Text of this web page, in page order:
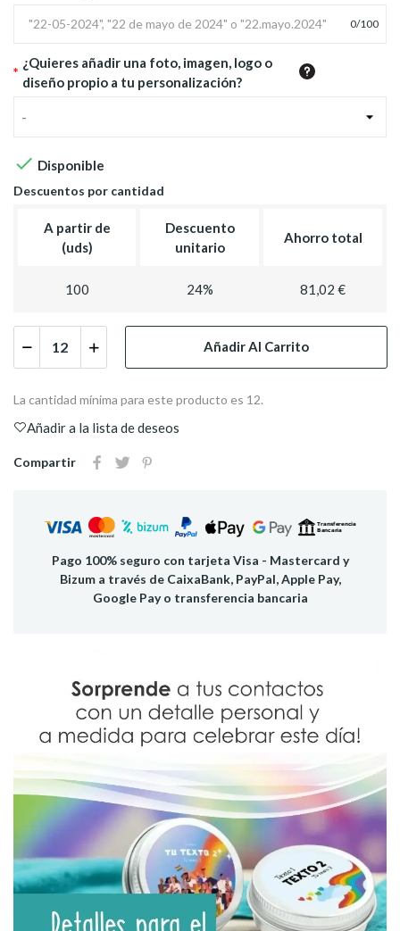
0/100
*
¿Quieres añadir una foto, imagen, logo o
diseño propio a tu personalización?
-
 Disponible
Descuentos por cantidad
A partir de
(uds)
Descuento
unitario
Ahorro total
100 24% 81,02 €
Añadir Al Carrito
La cantidad mínima para este producto es 12.
Añadir a la lista de deseos
Compartir
Pago 100% seguro con tarjeta Visa - Mastercard y
Bizum a través de CaixaBank, PayPal, Apple Pay,
Google Pay o transferencia bancaria